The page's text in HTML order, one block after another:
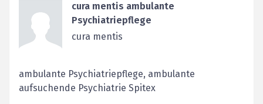
cura mentis ambulante
Psychiatriepflege
cura mentis
ambulante Psychiatriepflege, ambulante
aufsuchende Psychiatrie Spitex